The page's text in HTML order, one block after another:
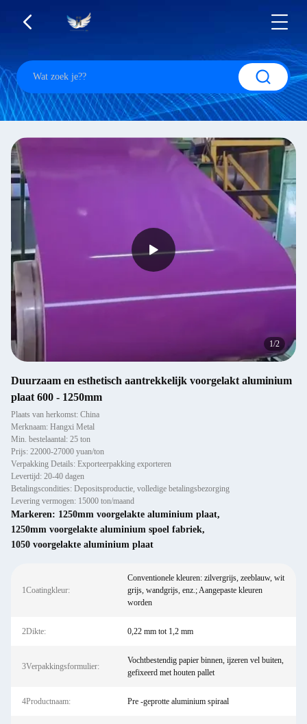
1/2
Duurzaam en esthetisch aantrekkelijk voorgelakt aluminium
plaat 600 - 1250mm
Plaats van herkomst: China
Merknaam: Hangxi Metal
Min. bestelaantal: 25 ton
Prijs: 22000-27000 yuan/ton
Verpakking Details: Exporteerpakking exporteren
Levertijd: 20-40 dagen
Betalingscondities: Depositsproductie, volledige betalingsbezorging
Levering vermogen: 15000 ton/maand
Markeren: 1250mm voorgelakte aluminium plaat,
1250mm voorgelakte aluminium spoel fabriek,
1050 voorgelakte aluminium plaat
1Coatingkleur:
Conventionele kleuren: zilvergrijs, zeeblauw, wit
grijs, wandgrijs, enz.; Aangepaste kleuren
worden
2Dikte: 0,22 mm tot 1,2 mm
3Verpakkingsformulier:
Vochtbestendig papier binnen, ijzeren vel buiten,
gefixeerd met houten pallet
4Productnaam: Pre -geprotte aluminium spiraal